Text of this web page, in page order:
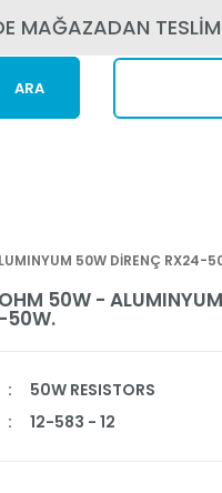
MAĞAZADAN
ARA
50W DİRENÇ RX24-
50W -
50W.
50W RESISTORS
12-583 - 12